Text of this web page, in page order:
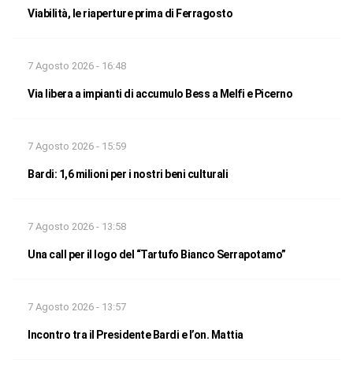
Viabilità, le riaperture prima di Ferragosto
7 Agosto 2026 - 16:48
Via libera a impianti di accumulo Bess a Melfi e Picerno
7 Agosto 2026 - 15:59
Bardi: 1,6 milioni per i nostri beni culturali
7 Agosto 2026 - 13:58
Una call per il logo del “Tartufo Bianco Serrapotamo”
7 Agosto 2026 - 13:57
Incontro tra il Presidente Bardi e l’on. Mattia